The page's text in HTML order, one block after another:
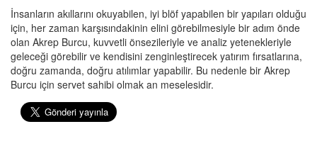
İnsanların akıllarını okuyabilen, iyi blöf yapabilen bir yapıları olduğu
için, her zaman karşısındakinin elini görebilmesiyle bir adım önde
olan Akrep Burcu, kuvvetli önsezileriyle ve analiz yetenekleriyle
geleceği görebilir ve kendisini zenginleştirecek yatırım fırsatlarına,
doğru zamanda, doğru atılımlar yapabilir. Bu nedenle bir Akrep
Burcu için servet sahibi olmak an meselesidir.